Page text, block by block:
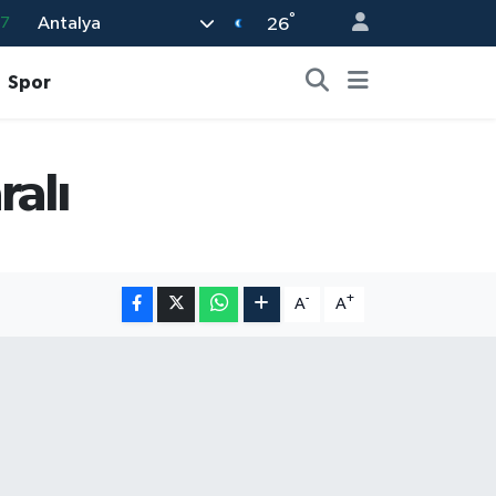
Antalya 26°
Spor
A- A+